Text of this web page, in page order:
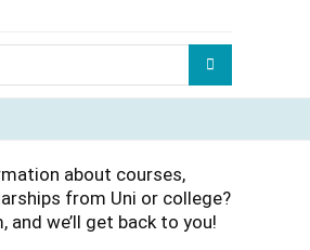
about courses,
from Uni or college?
we’ll get back to you!